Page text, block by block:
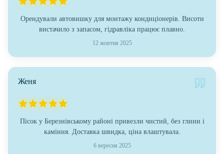
Орендували автовишку для монтажу кондиціонерів. Висоти
вистачило з запасом, гідравліка працює плавно.
12 жовтня 2025
Женя
Пісок у Березнівському районі привезли чистий, без глини і
каміння. Доставка швидка, ціна влаштувала.
6 вересня 2025